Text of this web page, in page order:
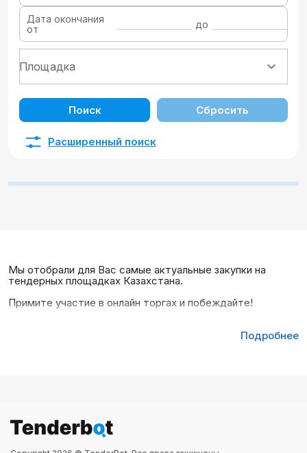
Дата окончания
от
до
Поиск Сбросить
Расширенный поиск
Мы отобрали для Вас самые актуальные закупки на
тендерных площадках Казахстана.
Примите участие в онлайн торгах и побеждайте!
Подробнее